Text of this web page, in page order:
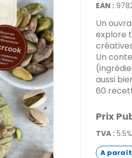
EAN :
Un
explore
Un
aussi
60
Prix
TVA : 5.5%
A